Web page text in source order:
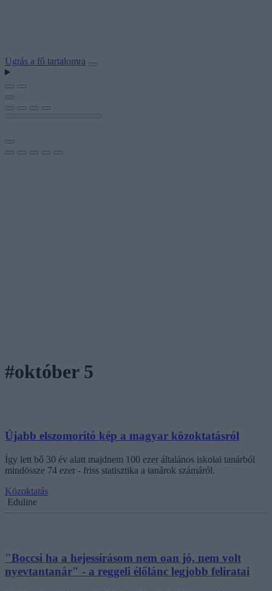
Ugrás a fő tartalomra
#október 5
Újabb elszomorító kép a magyar közoktatásról
Így lett bő 30 év alatt majdnem 100 ezer általános iskolai tanárból
mindössze 74 ezer - friss statisztika a tanárok számáról.
Közoktatás
Eduline
"Boccsi ha a hejessírásom nem oan jó, nem volt
nyevtantanár" - a reggeli élőlánc legjobb feliratai